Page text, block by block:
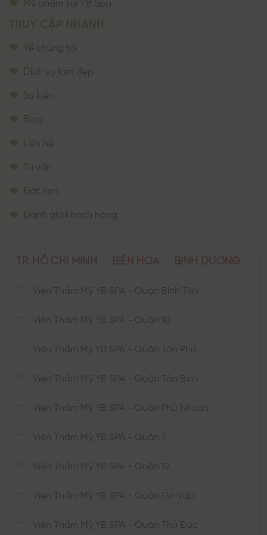
Mỹ phẩm tại YB Spa
Về chúng tôi
Dịch vụ làm đẹp
Sự kiện
Blog
Liên hệ
Tư vấn
Đặt hẹn
Đánh giá khách hàng
TP. HỒ CHÍ MINH BIÊN HÒA BÌNH DƯƠNG
Viện Thẩm Mỹ YB SPA - Quận Bình Tân
Viện Thẩm Mỹ YB SPA - Quận 10
Viện Thẩm Mỹ YB SPA - Quận Tân Phú
Viện Thẩm Mỹ YB SPA - Quận Tân Bình
Viện Thẩm Mỹ YB SPA - Quận Phú Nhuận
Viện Thẩm Mỹ YB SPA - Quận 7
Viện Thẩm Mỹ YB SPA - Quận 12
Viện Thẩm Mỹ YB SPA - Quận Gò Vấp
Viện Thẩm Mỹ YB SPA - Quận Thủ Đức